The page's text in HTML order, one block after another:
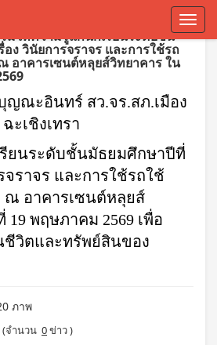
มให้ความรู้แก่นักเรียนระดับชั้น
ง วินัยการจราจร และการใช้รถ
อาคารเซนต์หลุยส์วิทยาคาร ใน
ญณะอินทร์ สว.จร.สภ.เมือง
ฉะเชิงเทรา
ยนระดับชั้นมัธยมศึกษาปีที่
จราจร และการใช้รถใช้
อาคารเซนต์หลุยส์
19 พฤษภาคม 2569 เพื่อ
วิตและทรัพย์สินของ
ภาพ
(จำนวน 0ข่าว )